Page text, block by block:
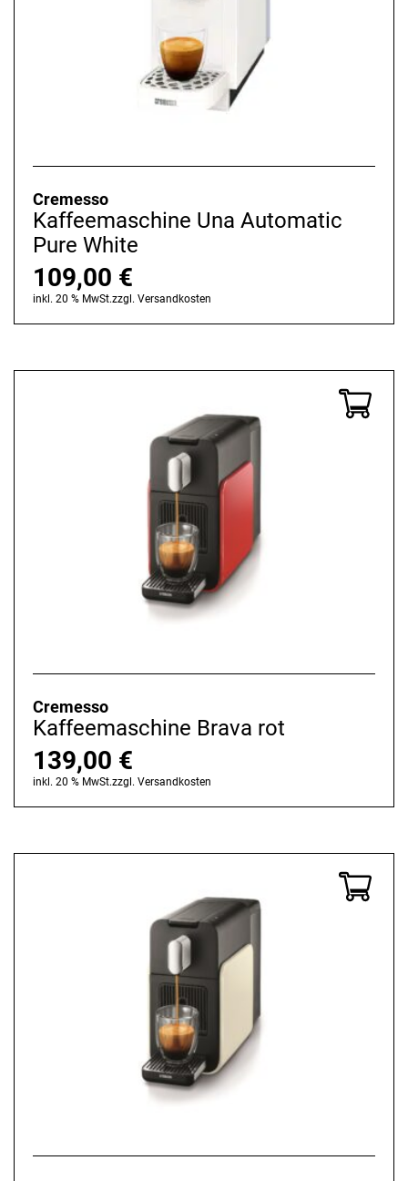
Cremesso
Kaffeemaschine Una Automatic
Pure White
109,00 €
inkl. 20 % MwSt.zzgl. Versandkosten
Cremesso
Kaffeemaschine Brava rot
139,00 €
inkl. 20 % MwSt.zzgl. Versandkosten